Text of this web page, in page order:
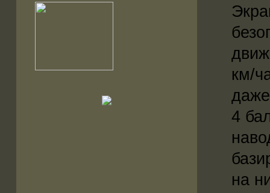
км/
4
на